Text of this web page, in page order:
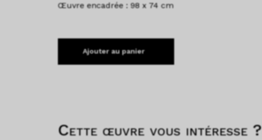
Œuvre encadrée : 98 x 74 cm
Ajouter au panier
Cette œuvre vous intéresse ?